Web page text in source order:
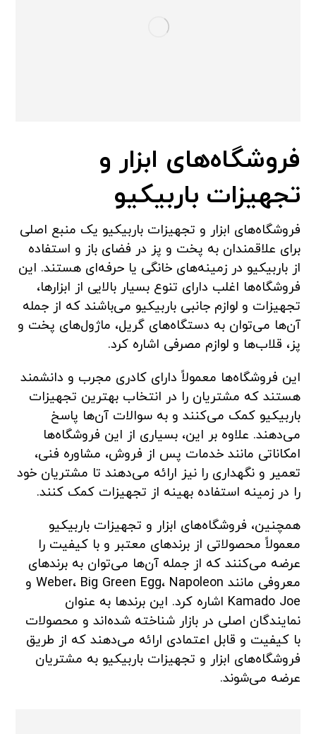
فروشگاه‌های ابزار و
تجهیزات باربیکیو
فروشگاه‌های ابزار و تجهیزات باربیکیو یک منبع اصلی
برای علاقمندان به پخت و پز در فضای باز و استفاده
از باربیکیو در زمینه‌های خانگی یا حرفه‌ای هستند. این
فروشگاه‌ها اغلب دارای تنوع بسیار بالایی از ابزارها،
تجهیزات و لوازم جانبی باربیکیو می‌باشند که از جمله
آن‌ها می‌توان به دستگاه‌های گریل، ماژول‌های پخت و
پز، قلاب‌ها و لوازم مصرفی اشاره کرد.
این فروشگاه‌ها معمولاً دارای کادری مجرب و دانشمند
هستند که مشتریان را در انتخاب بهترین تجهیزات
باربیکیو کمک می‌کنند و به سوالات آن‌ها پاسخ
می‌دهند. علاوه بر این، بسیاری از این فروشگاه‌ها
امکاناتی مانند خدمات پس از فروش، مشاوره فنی،
تعمیر و نگهداری را نیز ارائه می‌دهند تا مشتریان خود
را در زمینه استفاده بهینه از تجهیزات کمک کنند.
همچنین، فروشگاه‌های ابزار و تجهیزات باربیکیو
معمولاً محصولاتی از برندهای معتبر و با کیفیت را
عرضه می‌کنند که از جمله آن‌ها می‌توان به برندهای
معروفی مانند Weber، Big Green Egg، Napoleon و
Kamado Joe اشاره کرد. این برندها به عنوان
نمایندگان اصلی در بازار شناخته شده‌اند و محصولات
با کیفیت و قابل اعتمادی ارائه می‌دهند که از طریق
فروشگاه‌های ابزار و تجهیزات باربیکیو به مشتریان
عرضه می‌شوند.